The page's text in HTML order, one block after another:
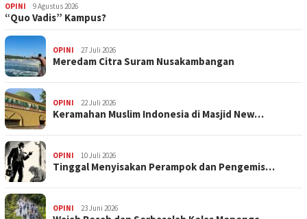
OPINI 9 Agustus 2026
“Quo Vadis” Kampus?
OPINI 27 Juli 2026
Meredam Citra Suram Nusakambangan
OPINI 22 Juli 2026
Keramahan Muslim Indonesia di Masjid New…
OPINI 10 Juli 2026
Tinggal Menyisakan Perampok dan Pengemis…
OPINI 23 Juni 2026